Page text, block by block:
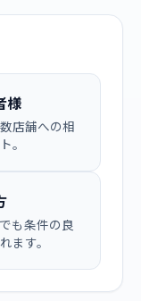
様
店舗への相
。
も条件の良
ます。